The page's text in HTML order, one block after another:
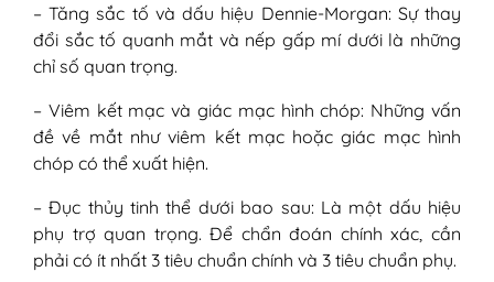
– Tăng sắc tố và dấu hiệu Dennie-Morgan: Sự thay
đổi sắc tố quanh mắt và nếp gấp mí dưới là những
chỉ số quan trọng.
– Viêm kết mạc và giác mạc hình chóp: Những vấn
đề về mắt như viêm kết mạc hoặc giác mạc hình
chóp có thể xuất hiện.
– Đục thủy tinh thể dưới bao sau: Là một dấu hiệu
phụ trợ quan trọng. Để chẩn đoán chính xác, cần
phải có ít nhất 3 tiêu chuẩn chính và 3 tiêu chuẩn phụ.